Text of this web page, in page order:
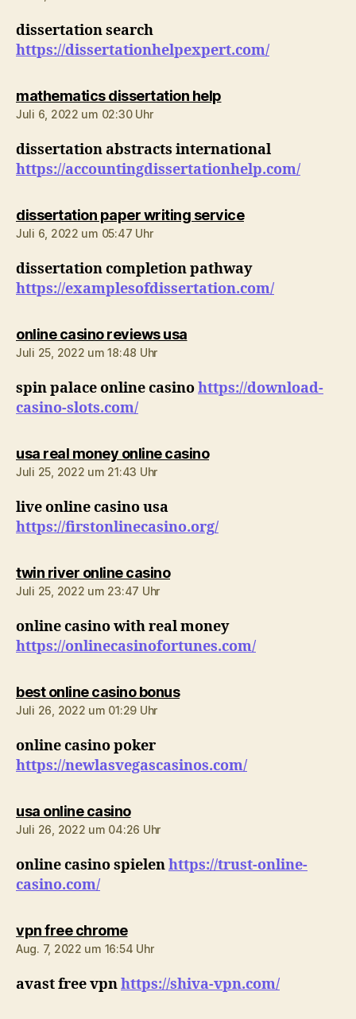
dissertation search
https://dissertationhelpexpert.com/
mathematics dissertation helpsagt:
Juli 6, 2022 um 02:30 Uhr
dissertation abstracts international
https://accountingdissertationhelp.com/
dissertation paper writing servicesagt:
Juli 6, 2022 um 05:47 Uhr
dissertation completion pathway
https://examplesofdissertation.com/
online casino reviews usasagt:
Juli 25, 2022 um 18:48 Uhr
spin palace online casinohttps://download-
casino-slots.com/
usa real money online casinosagt:
Juli 25, 2022 um 21:43 Uhr
live online casino usa
https://firstonlinecasino.org/
twin river online casinosagt:
Juli 25, 2022 um 23:47 Uhr
online casino with real money
https://onlinecasinofortunes.com/
best online casino bonussagt:
Juli 26, 2022 um 01:29 Uhr
online casino poker
https://newlasvegascasinos.com/
usa online casinosagt:
Juli 26, 2022 um 04:26 Uhr
online casino spielenhttps://trust-online-
casino.com/
vpn free chromesagt:
Aug. 7, 2022 um 16:54 Uhr
avast free vpnhttps://shiva-vpn.com/